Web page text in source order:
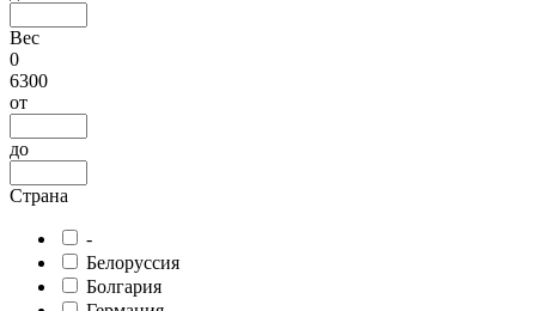
Вес
0
6300
от
до
Страна
-
Белоруссия
Болгария